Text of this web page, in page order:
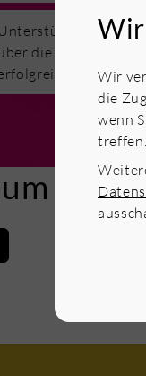
von
die Vermarktung
Wir
Wir
die
wenn
treffen.